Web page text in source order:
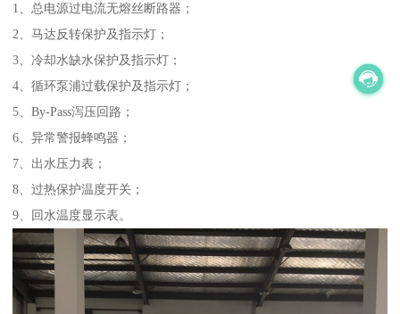
1、总电源过电流无熔丝断路器；
2、马达反转保护及指示灯；
3、冷却水缺水保护及指示灯；
4、循环泵浦过载保护及指示灯；
5、By-Pass泻压回路；
6、异常警报蜂鸣器；
7、出水压力表；
8、过热保护温度开关；
9、回水温度显示表。